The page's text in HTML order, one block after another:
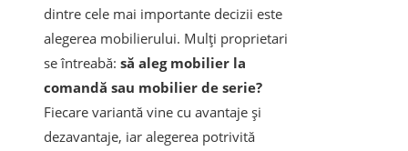
dintre cele mai importante decizii este
alegerea mobilierului. Mulți proprietari
se întreabă: să aleg mobilier la
comandă sau mobilier de serie?
Fiecare variantă vine cu avantaje și
dezavantaje, iar alegerea potrivită